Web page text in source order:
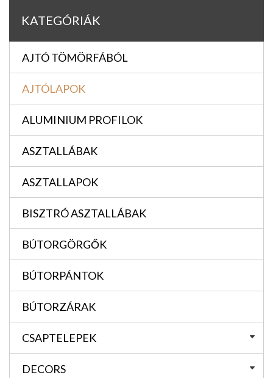
KATEGÓRIÁK
AJTÓ TÖMÖRFÁBÓL
AJTÓLAPOK
ALUMINIUM PROFILOK
ASZTALLÁBAK
ASZTALLAPOK
BISZTRÓ ASZTALLÁBAK
BÚTORGÖRGŐK
BÚTORPÁNTOK
BÚTORZÁRAK
CSAPTELEPEK
DECORS